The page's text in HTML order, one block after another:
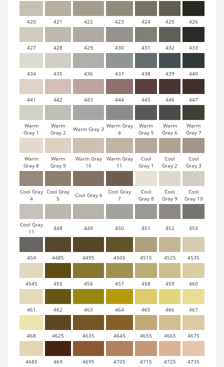
420 421 422 423 424 425 426
427 428 429 430 431 432 433
434 435 436 437 438 439 440
441 442 443 444 445 446 447
Warm
Gray 1
Warm
Gray 2
Warm Gray 3 Warm Gray
4
Warm
Gray 5
Warm
Gray 6
Warm
Gray 7
Warm
Gray 8
Warm
Gray 9
Warm Gray
10
Warm Gray
11
Cool
Gray 1
Cool
Gray 2
Cool
Gray 3
Cool Gray
4
Cool Gray
5
Cool Gray 6
Cool Gray
7
Cool
Gray 8
Cool
Gray 9
Cool
Gray 10
Cool Gray
11
448 449 450 451 452 453
454 4485 4495 4505 4515 4525 4535
4545 455 456 457 458 459 460
461 462 463 464 465 466 467
468 4625 4635 4645 4655 4665 4675
4685 469 4695 4705 4715 4725 4735